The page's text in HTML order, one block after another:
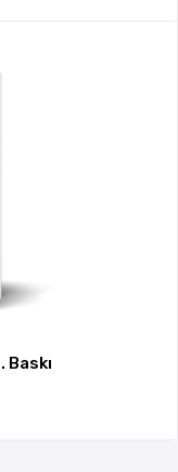
Baskı